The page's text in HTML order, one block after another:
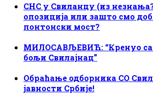
СНС у Свиланцу (из
опозиција или зашто смо
понтонски мост?
МИЛОСАВЉЕВИЋ: “Кренуо
бољи Свилајнац”
Обраћање одборника СО
јавности Србије!